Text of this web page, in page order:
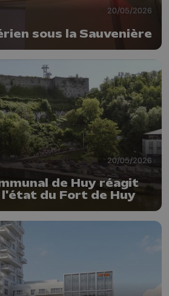
20/05/2026
sous la Sauvenière
20/05/2026
de Huy réagit
du Fort de Huy